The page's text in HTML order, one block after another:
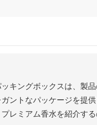
キングボックスは、製
ントなパッケージを提
レミアム香水を紹介す